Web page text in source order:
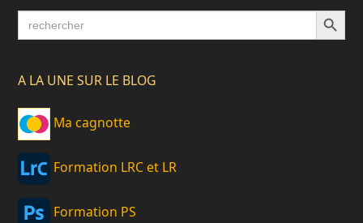
Search
for:
Search Button
A LA UNE SUR LE BLOG
Ma cagnotte
Formation LRC et LR
Formation PS